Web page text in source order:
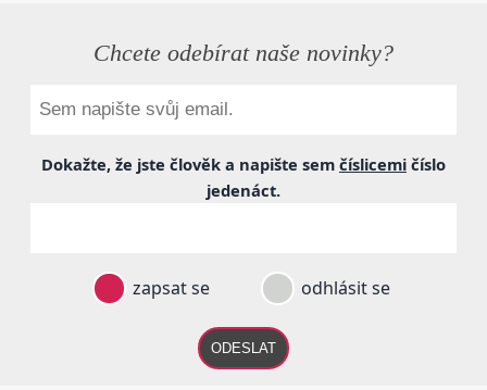
Chcete odebírat naše novinky?
Dokažte, že jste člověk a napište sem číslicemi číslo
jedenáct.
zapsat se odhlásit se
ODESLAT